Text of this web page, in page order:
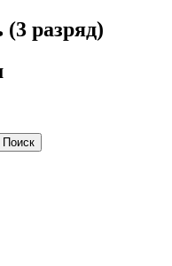
разряд)